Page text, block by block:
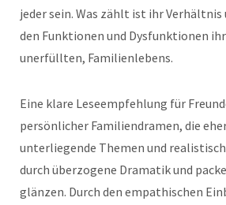
jeder sein. Was zählt ist ihr
den Funktionen und Dysfunktionen
unerfüllten, Familienlebens.
Eine klare Leseempfehlung für
persönlicher Familiendramen, die
unterliegende Themen und
durch überzogene Dramatik und
glänzen. Durch den empathischen